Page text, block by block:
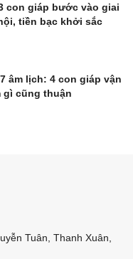
con giáp bước vào giai
tiền bạc khởi sắc
âm lịch: 4 con giáp vận
gì cũng thuận
Tuân, Thanh Xuân,